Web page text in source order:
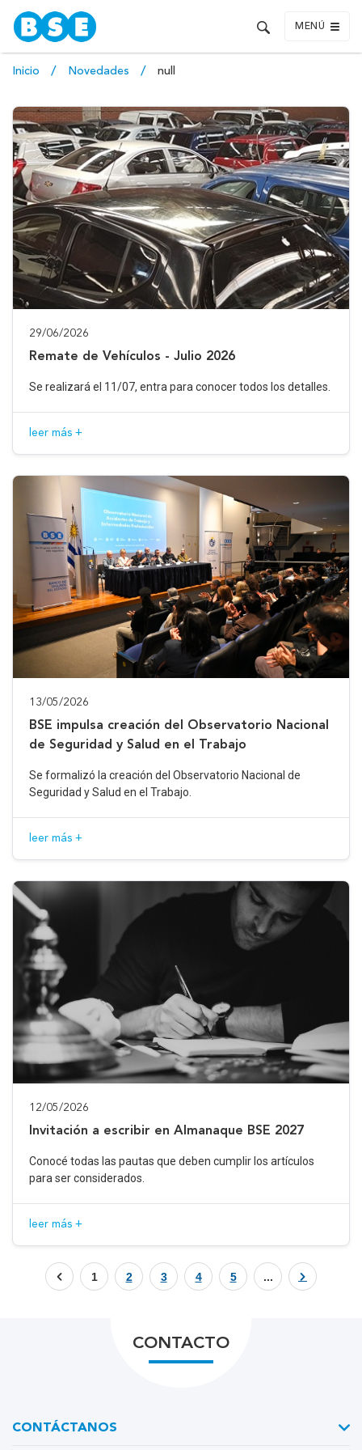
MENÚ
Inicio Novedades null
29/06/2026
Remate de Vehículos - Julio 2026
Se realizará el 11/07, entra para conocer todos los detalles.
leer más +
13/05/2026
BSE impulsa creación del Observatorio Nacional
de Seguridad y Salud en el Trabajo
Se formalizó la creación del Observatorio Nacional de
Seguridad y Salud en el Trabajo.
leer más +
12/05/2026
Invitación a escribir en Almanaque BSE 2027
Conocé todas las pautas que deben cumplir los artículos
para ser considerados.
leer más +
1 2 3 4 5 ...
CONTACTO
CONTÁCTANOS